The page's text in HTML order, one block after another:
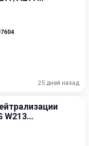
25 дней назад
W213